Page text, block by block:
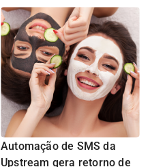
Automação de SMS da
Upstream gera retorno de